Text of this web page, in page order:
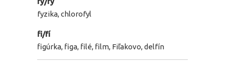
fyzika, chlorofyl
fi/fí
figúrka, figa, filé, film, Fiľakovo, delfín